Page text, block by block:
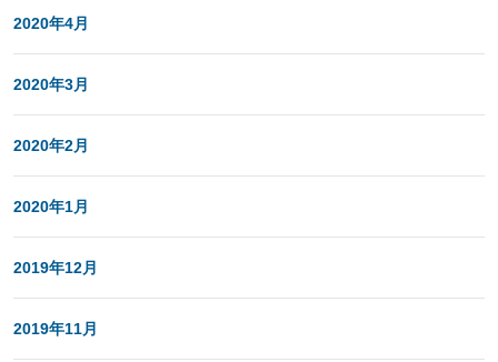
2020年4月
2020年3月
2020年2月
2020年1月
2019年12月
2019年11月